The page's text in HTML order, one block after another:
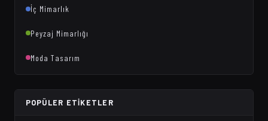
İç Mimarlık
Peyzaj Mimarlığı
Moda Tasarım
POPÜLER ETIKETLER